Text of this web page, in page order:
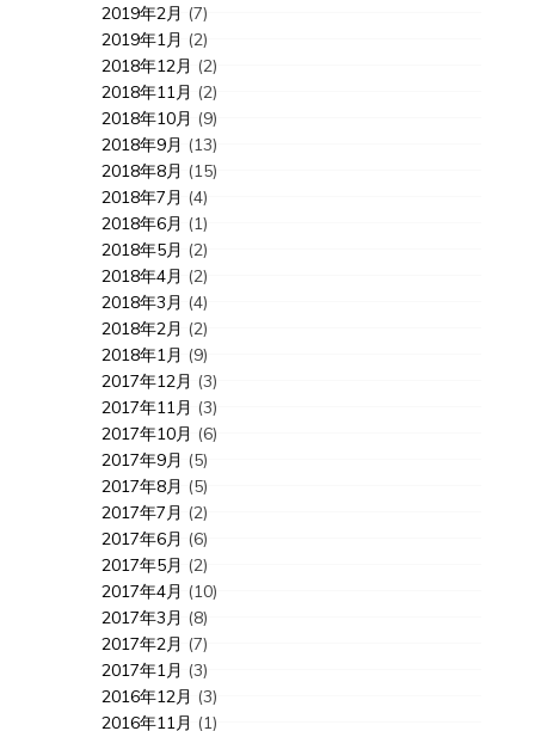
2019年2月 (7)
2019年1月 (2)
2018年12月 (2)
2018年11月 (2)
2018年10月 (9)
2018年9月 (13)
2018年8月 (15)
2018年7月 (4)
2018年6月 (1)
2018年5月 (2)
2018年4月 (2)
2018年3月 (4)
2018年2月 (2)
2018年1月 (9)
2017年12月 (3)
2017年11月 (3)
2017年10月 (6)
2017年9月 (5)
2017年8月 (5)
2017年7月 (2)
2017年6月 (6)
2017年5月 (2)
2017年4月 (10)
2017年3月 (8)
2017年2月 (7)
2017年1月 (3)
2016年12月 (3)
2016年11月 (1)